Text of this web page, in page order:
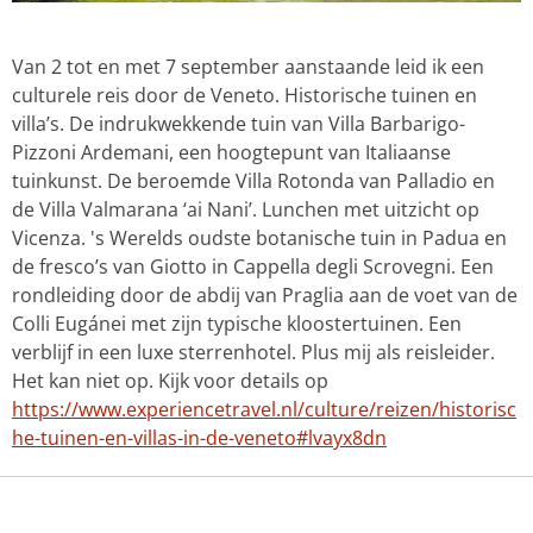
Van 2 tot en met 7 september aanstaande leid ik een
culturele reis door de Veneto. Historische tuinen en
villa’s. De indrukwekkende tuin van Villa Barbarigo-
Pizzoni Ardemani, een hoogtepunt van Italiaanse
tuinkunst. De beroemde Villa Rotonda van Palladio en
de Villa Valmarana ‘ai Nani’. Lunchen met uitzicht op
Vicenza. 's Werelds oudste botanische tuin in Padua en
de fresco’s van Giotto in Cappella degli Scrovegni. Een
rondleiding door de abdij van Praglia aan de voet van de
Colli Eugánei met zijn typische kloostertuinen. Een
verblijf in een luxe sterrenhotel. Plus mij als reisleider.
Het kan niet op. Kijk voor details op
https://www.experiencetravel.nl/culture/reizen/historisc
he-tuinen-en-villas-in-de-veneto#lvayx8dn